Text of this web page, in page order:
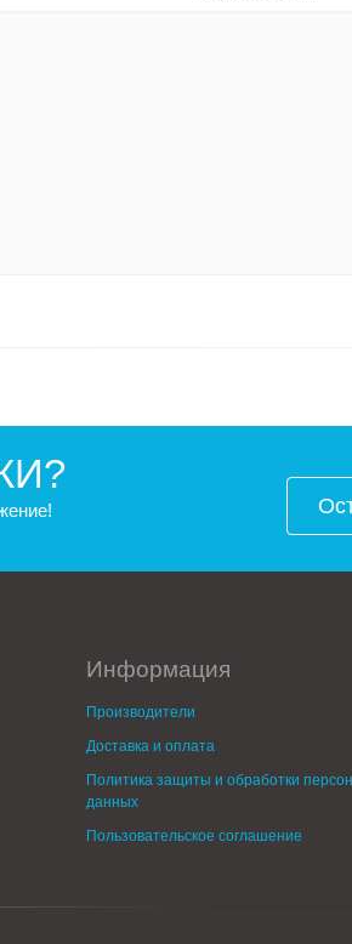
Информация
Производители
Доставка и оплата
Политика защиты и обработки
данных
Пользовательское соглашение